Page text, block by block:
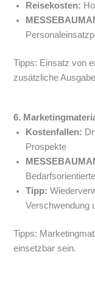
Reisekosten:
Tipps: Einsatz von
zusätzliche
6.
Kostenfallen:
Prospekte
Tipp:
Verschwendung
Tipps:
einsetzbar sein.